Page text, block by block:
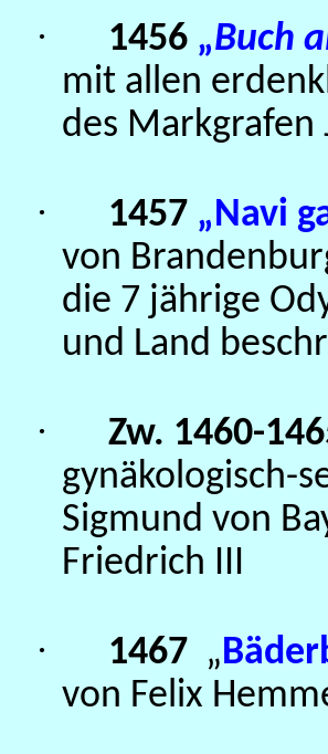
· 1456 „Buch
mit allen
des Markgrafen
· 1457 „Navi
von
die 7 jährige
und Land
· Zw. 1460-
gynäkologisch-
Sigmund von
Friedrich III
· 1467 „
von Felix